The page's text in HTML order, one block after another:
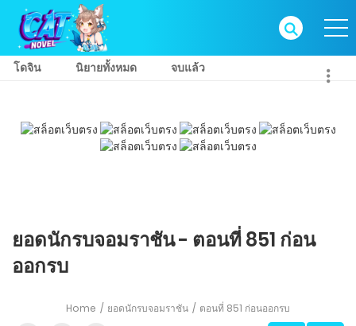
โดจิน นิยายทั้งหมด จบแล้ว
ยอดนักรบจอมราชัน - ตอนที่ 851 ก่อน
ออกรบ
Home ยอดนักรบจอมราชัน ตอนที่ 851 ก่อนออกรบ